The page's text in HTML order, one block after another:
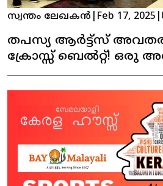
സ്വന്തം ലേഖകൻ Feb 17, 2025
തപസ്യ ആർട്ട്സ്
ക്രോസ്സ് ബെൽറ്റ്! ഒരു
നാടകാനുഭവം!